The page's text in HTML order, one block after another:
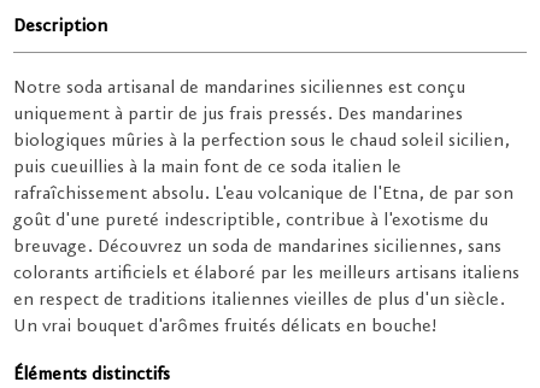
Description
Notre soda artisanal de mandarines siciliennes est conçu
uniquement à partir de jus frais pressés. Des mandarines
biologiques mûries à la perfection sous le chaud soleil sicilien,
puis cueuillies à la main font de ce soda italien le
rafraîchissement absolu. L'eau volcanique de l'Etna, de par son
goût d'une pureté indescriptible, contribue à l'exotisme du
breuvage. Découvrez un soda de mandarines siciliennes, sans
colorants artificiels et élaboré par les meilleurs artisans italiens
en respect de traditions italiennes vieilles de plus d'un siècle.
Un vrai bouquet d'arômes fruités délicats en bouche!
Éléments distinctifs